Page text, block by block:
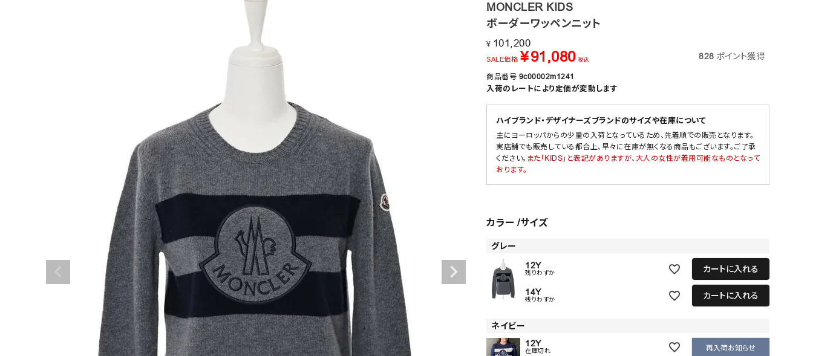
SALE
OUTLET
MONCLER KIDS
ボーダーワッペンニット
¥ 101,200
SALE価格 ¥91,080 税込 828 ポイント獲得
商品番号 9c00002m1241
入荷のレートにより定価が変動します
ハイブランド・デザイナーズブランドのサイズや在庫について
主にヨーロッパからの少量の入荷となっているため、先着順での販売となります。
実店舗でも販売している都合上、早々に在庫が無くなる商品もございます。ご了承
ください。 また「KIDS」と表記がありますが、大人の女性が着用可能なものとなって
おります。
カラー サイズ
グレー
12Y
残りわずか カートに入れる
14Y
残りわずか カートに入れる
ネイビー
12Y
在庫切れ 再入荷お知らせ